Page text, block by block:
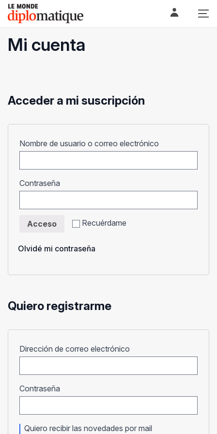
Skip
content
Le monde diplomatique
Mi cuenta
Acceder a mi suscripción
Nombre de usuario o correo electrónico
Contraseña
Recuérdame
Acceso
Olvidé mi contraseña
Quiero registrarme
Dirección de correo electrónico
Contraseña
Quiero recibir las novedades por mail